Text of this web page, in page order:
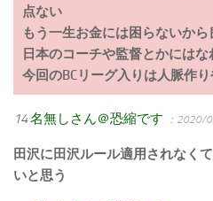
点ない
もう一生お金には困らないか
日本のコーチや監督とかには
今回のBCリーグ入りは人脈作
14名無しさん＠恐縮です ：2020/
田沢に田沢ルール適用されなく
いと思う